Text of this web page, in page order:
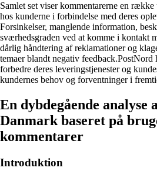
Samlet set viser kommentarerne en
hos kunderne i forbindelse med deres
Forsinkelser, manglende information,
sværhedsgraden ved at komme i kontakt
dårlig håndtering af reklamationer og
temaer blandt negativ
forbedre deres leveringstjenester og
kundernes behov og forventninger i
En dybdegående analyse
Danmark baseret på
kommentarer
Introduktion